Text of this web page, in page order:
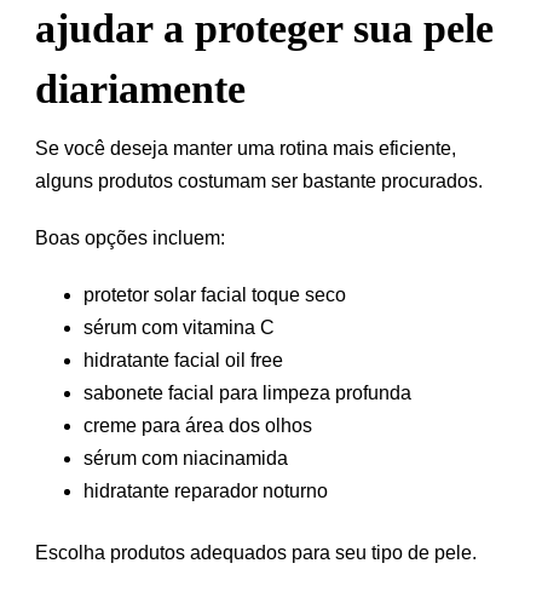
ajudar a proteger sua pele
diariamente
Se você deseja manter uma rotina mais eficiente,
alguns produtos costumam ser bastante procurados.
Boas opções incluem:
protetor solar facial toque seco
sérum com vitamina C
hidratante facial oil free
sabonete facial para limpeza profunda
creme para área dos olhos
sérum com niacinamida
hidratante reparador noturno
Escolha produtos adequados para seu tipo de pele.